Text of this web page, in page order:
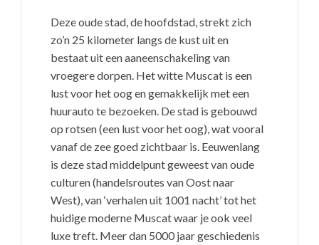
Deze oude stad, de hoofdstad, strekt zich
zo’n 25 kilometer langs de kust uit en
bestaat uit een aaneenschakeling van
vroegere dorpen. Het witte Muscat is een
lust voor het oog en gemakkelijk met een
huurauto te bezoeken. De stad is gebouwd
op rotsen (een lust voor het oog), wat vooral
vanaf de zee goed zichtbaar is. Eeuwenlang
is deze stad middelpunt geweest van oude
culturen (handelsroutes van Oost naar
West), van ‘verhalen uit 1001 nacht’ tot het
huidige moderne Muscat waar je ook veel
luxe treft. Meer dan 5000 jaar geschiedenis